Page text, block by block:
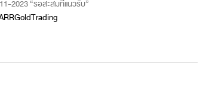
2023 “รอสะสมที่แนวรับ”